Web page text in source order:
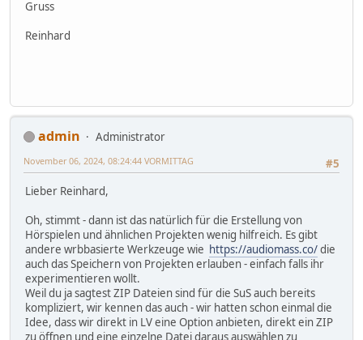
Gruss
Reinhard
admin
Administrator
#5
November 06, 2024, 08:24:44 VORMITTAG
Lieber Reinhard,
Oh, stimmt - dann ist das natürlich für die Erstellung von
Hörspielen und ähnlichen Projekten wenig hilfreich. Es gibt
andere wrbbasierte Werkzeuge wie https://audiomass.co/die
auch das Speichern von Projekten erlauben - einfach falls ihr
experimentieren wollt.
Weil du ja sagtest ZIP Dateien sind für die SuS auch bereits
kompliziert, wir kennen das auch - wir hatten schon einmal die
Idee, dass wir direkt in LV eine Option anbieten, direkt ein ZIP
zu öffnen und eine einzelne Datei daraus auswählen zu